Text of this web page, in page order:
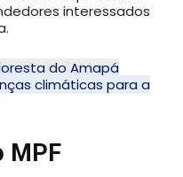
interessados
do Amapá
climáticas para a
MPF